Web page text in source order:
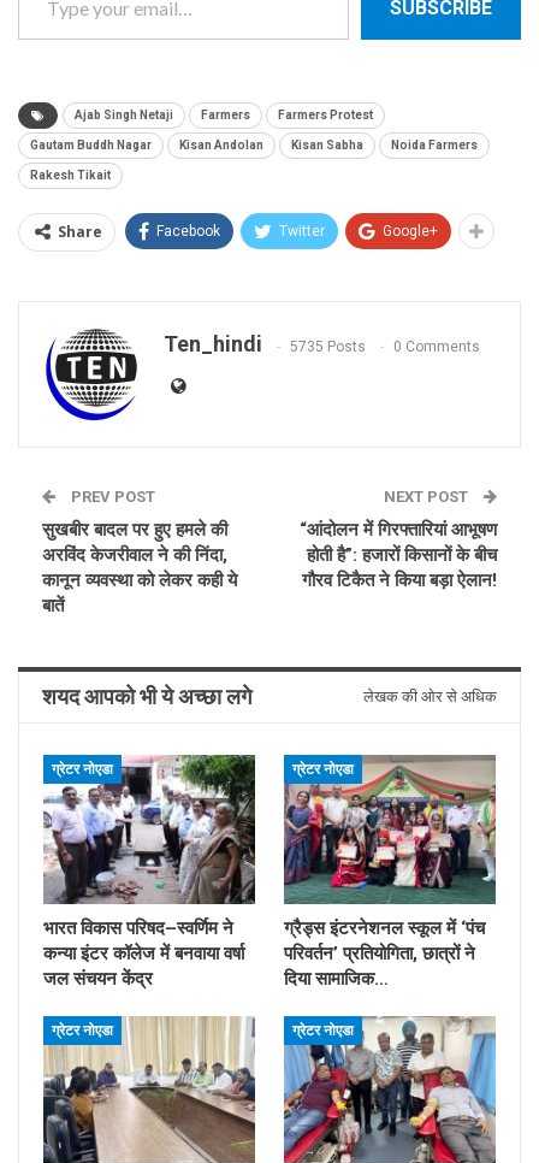
SUBSCRIBE
Ajab Singh Netaji Farmers Farmers Protest
Gautam Buddh Nagar Kisan Andolan Kisan Sabha Noida Farmers
Rakesh Tikait
Share Facebook Twitter Google+
Ten_hindi 5735 Posts 0 Comments
PREV POST
सुखबीर बादल पर हुए हमले की
अरविंद केजरीवाल ने की निंदा,
कानून व्यवस्था को लेकर कही ये
बातें
NEXT POST
“आंदोलन में गिरफ्तारियां आभूषण
होती है”: हजारों किसानों के बीच
गौरव टिकैत ने किया बड़ा ऐलान!
शयद आपको भी ये अच्छा लगे लेखक की ओर से अधिक
ग्रेटर नोएडा
भारत विकास परिषद–स्वर्णिम ने
कन्या इंटर कॉलेज में बनवाया वर्षा
जल संचयन केंद्र
ग्रेटर नोएडा
ग्रैड्स इंटरनेशनल स्कूल में ‘पंच
परिवर्तन’ प्रतियोगिता, छात्रों ने
दिया सामाजिक…
ग्रेटर नोएडा ग्रेटर नोएडा